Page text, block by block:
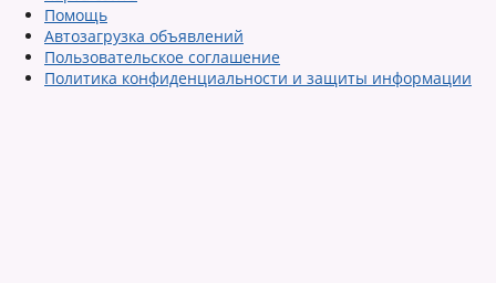
Помощь
Автозагрузка объявлений
Пользовательское соглашение
Политика конфиденциальности и защиты информации